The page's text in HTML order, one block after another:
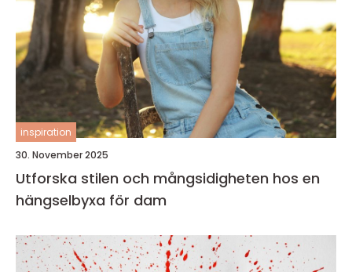
inspiration
30. November 2025
Utforska stilen och mångsidigheten hos en
hängselbyxa för dam